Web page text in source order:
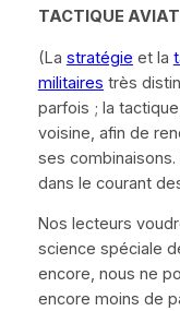
TACTIQUE
(La stratégie et la
militaires très
parfois ; la
voisine, afin de
ses
dans le courant
Nos lecteurs
science spéciale
encore, nous ne
encore moins de